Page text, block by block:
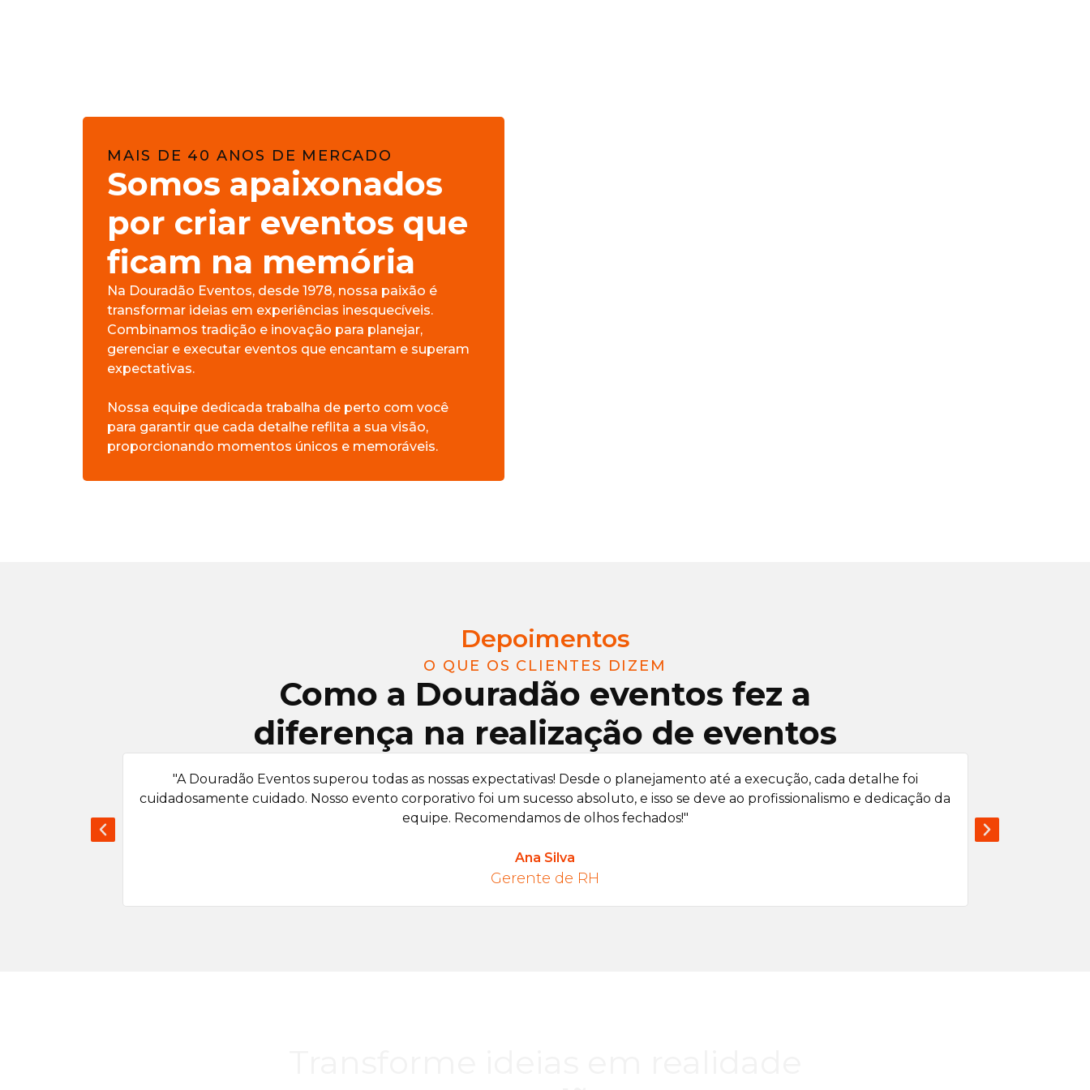
MAIS DE 40 ANOS DE MERCADO
Somos apaixonados
por criar eventos que
ficam na memória
Na Douradão Eventos, desde 1978, nossa paixão é
transformar ideias em experiências inesquecíveis.
Combinamos tradição e inovação para planejar,
gerenciar e executar eventos que encantam e superam
expectativas.
Nossa equipe dedicada trabalha de perto com você
para garantir que cada detalhe reflita a sua visão,
proporcionando momentos únicos e memoráveis.
Depoimentos
O QUE OS CLIENTES DIZEM
Como a Douradão eventos fez a
diferença na realização de eventos
"A Douradão Eventos superou todas as nossas expectativas! Desde o planejamento até a execução, cada detalhe foi
cuidadosamente cuidado. Nosso evento corporativo foi um sucesso absoluto, e isso se deve ao profissionalismo e dedicação da
equipe. Recomendamos de olhos fechados!"
Ana Silva
Gerente de RH